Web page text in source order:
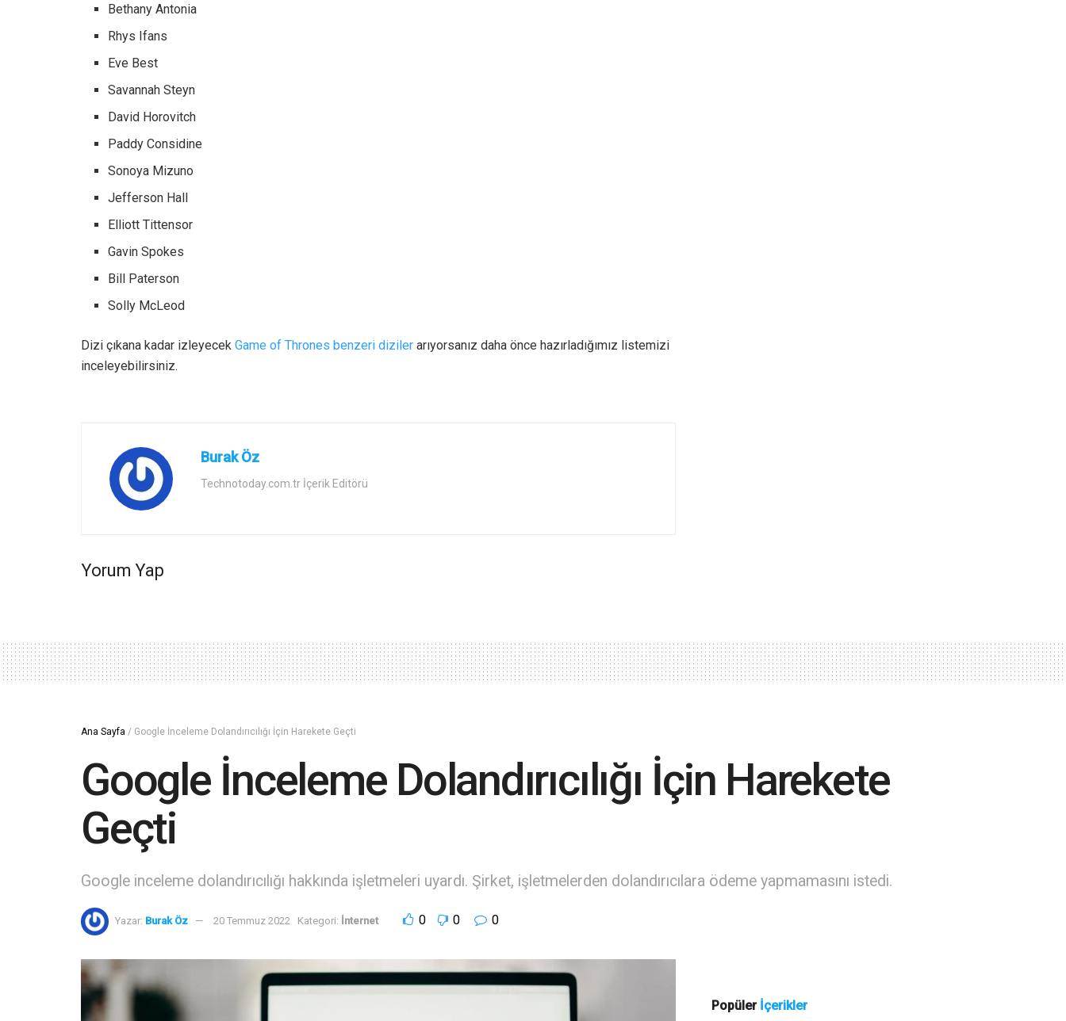
Bethany Antonia
Rhys Ifans
Eve Best
Savannah Steyn
David Horovitch
Paddy Considine
Sonoya Mizuno
Jefferson Hall
Elliott Tittensor
Gavin Spokes
Bill Paterson
Solly McLeod
Dizi çıkana kadar izleyecek Game of Thrones benzeri diziler arıyorsanız daha önce hazırladığımız listemizi
inceleyebilirsiniz.
Burak Öz
Technotoday.com.tr İçerik Editörü
Yorum Yap
Ana Sayfa / Google İnceleme Dolandırıcılığı İçin Harekete Geçti
Google İnceleme Dolandırıcılığı İçin Harekete
Geçti
Google inceleme dolandırıcılığı hakkında işletmeleri uyardı. Şirket, işletmelerden dolandırıcılara ödeme yapmamasını istedi.
Yazar: Burak Öz 20 Temmuz 2022 Kategori: İnternet 0 0 0
Popüler İçerikler